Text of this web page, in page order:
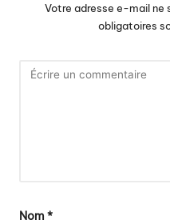
Votre adresse e-mail ne
obligatoires
Nom *